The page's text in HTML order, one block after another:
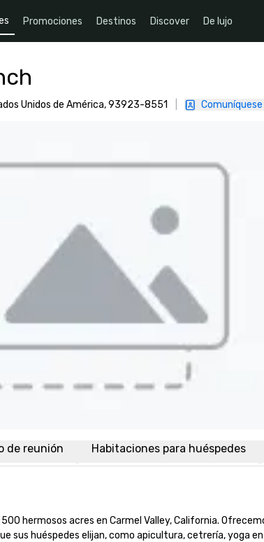
Promociones Destinos Discover De lujo
Unidos de América, 93923-8551
de reunión Habitaciones para huéspedes
hermosos acres en Carmel Valley, California.
sus huéspedes elijan, como apicultura, cetrería, yoga